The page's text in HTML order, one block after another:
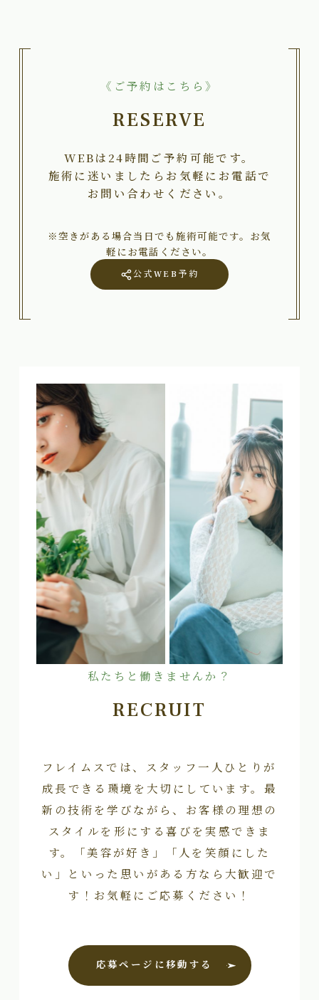
《ご予約はこちら》
RESERVE
WEBは24時間ご予約可能です。
施術に迷いましたらお気軽にお電話で
お問い合わせください。
※空きがある場合当日でも施術可能です。お気
軽にお電話ください。
公式WEB予約
私たちと働きませんか？
RECRUIT
フレイムスでは、スタッフ一人ひとりが
成長できる環境を大切にしています。最
新の技術を学びながら、お客様の理想の
スタイルを形にする喜びを実感できま
す。「美容が好き」「人を笑顔にした
い」といった思いがある方なら大歓迎で
す！お気軽にご応募ください！
応募ページに移動する